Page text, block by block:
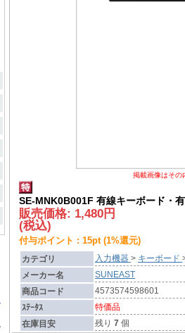
掲載画像はその
SE-MNK0B001F 有線キーボード・
販売価格: 1,480円
(税込)
付与ポイント : 15pt (1%還元)
カテゴリ 入力機器 > キーボード
メーカー名
SUNEAST
商品コード
4573574598601
ｽﾃｰﾀｽ
特価品
在庫目安
残り 7 個